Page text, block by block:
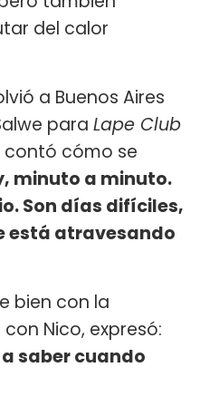
del calor
a Buenos Aires
para Lape Club
contó cómo se
minuto a minuto.
Son días difíciles,
está atravesando
bien con la
Nico, expresó:
saber cuando